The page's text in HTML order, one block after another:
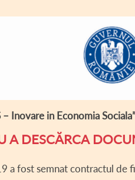
B.E.C. BUGET
ACHIZIȚII PUBLICE
DECLARAȚII DE
CONSILIUL LOCAL
REGULAMENT
Inovare in Economia
A DESCĂRCA
a fost semnat contractul